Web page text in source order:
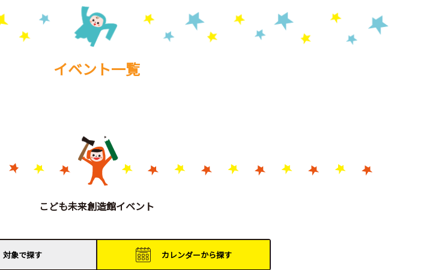
イベント一覧
こども未来創造館イベント
対象で探す カレンダーから探す